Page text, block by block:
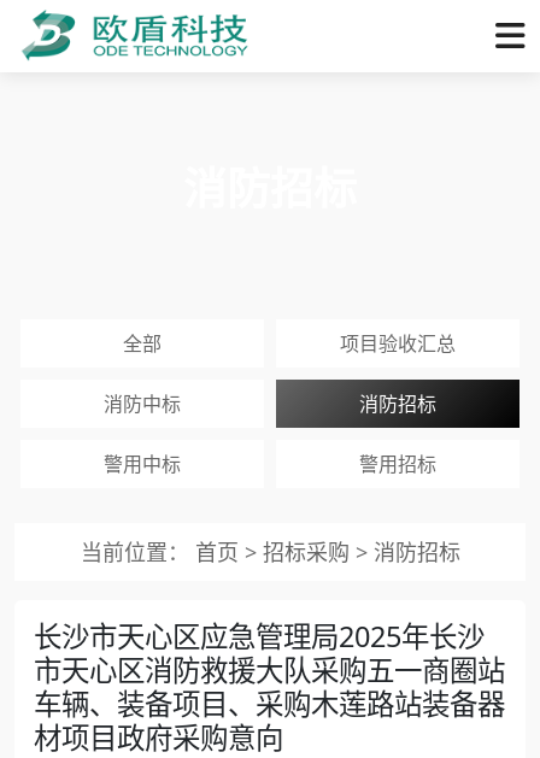
全部 项目验收汇总
消防中标 消防招标
警用中标 警用招标
当前位置： 首页 > 招标采购 > 消防招标
长沙市天心区应急管理局2025年长沙
市天心区消防救援大队采购五一商圈站
车辆、装备项目、采购木莲路站装备器
材项目政府采购意向